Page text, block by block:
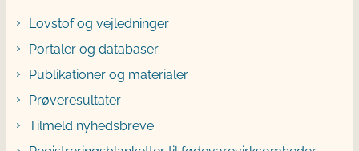
Lovstof og vejledninger
Portaler og databaser
Publikationer og materialer
Prøveresultater
Tilmeld nyhedsbreve